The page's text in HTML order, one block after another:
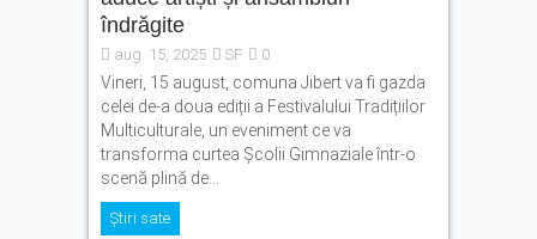
îndrăgite
aug. 15, 2025 SF 0
Vineri, 15 august, comuna Jibert va fi gazda
celei de-a doua ediții a Festivalului Tradițiilor
Multiculturale, un eveniment ce va
transforma curtea Școlii Gimnaziale într-o
scenă plină de...
Știri sate